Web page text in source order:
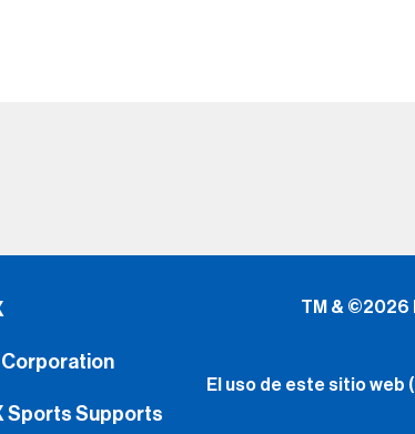
Corporation
Sports Supports
TM & ©2026
El uso de este sitio web